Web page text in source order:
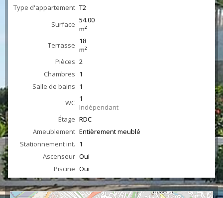
Type d'appartement T2
Surface 54.00
m²
Terrasse 18
m²
Pièces 2
Chambres 1
Salle de bains 1
WC 1
Indépendant
Étage RDC
Ameublement Entièrement meublé
Stationnement int. 1
Ascenseur Oui
Piscine Oui